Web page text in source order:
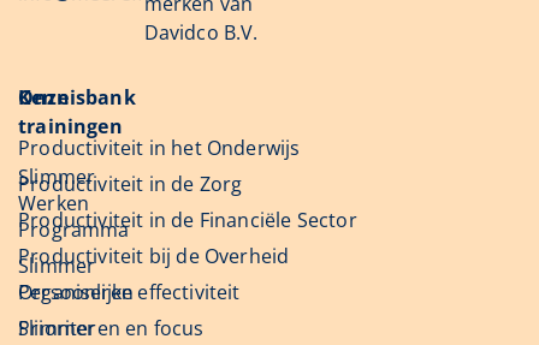
Davidco B.V.
Onze
trainingen
Slimmer
Werken
Programma
Slimmer
Organiseren
Slimmer
Kennisbank
Productiviteit in het Onderwijs
Productiviteit in de Zorg
Productiviteit in de Financiële Sector
Productiviteit bij de Overheid
Persoonlijke effectiviteit
Prioriteren en focus